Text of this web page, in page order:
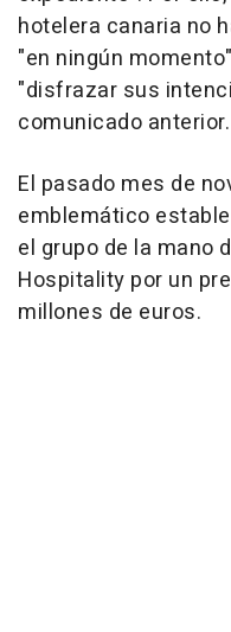
hotelera canaria no
"en ningún
"disfrazar sus
comunicado anterior.
El pasado mes de
emblemático
el grupo de la mano
Hospitality por un
millones de euros.